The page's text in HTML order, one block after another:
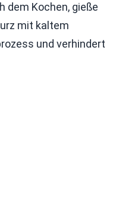
dem Kochen, gieße
mit kaltem
und verhindert